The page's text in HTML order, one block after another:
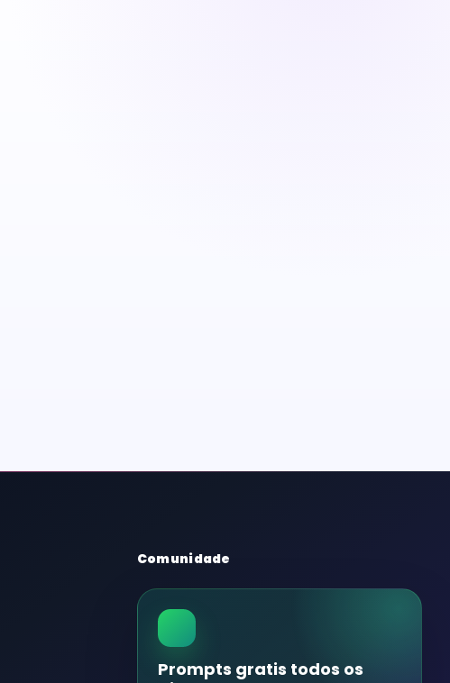
Comunidade
Prompts gratis todos os